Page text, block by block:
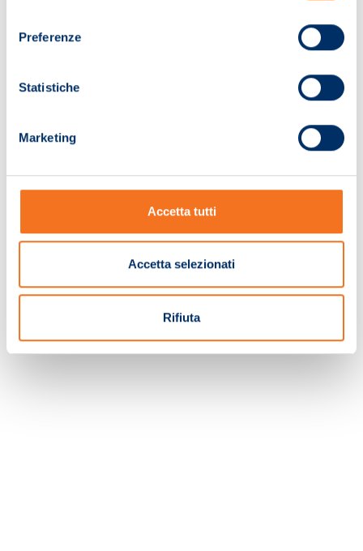
Preferenze
Statistiche
Marketing
Accetta tutti
Accetta selezionati
Rifiuta
Ti invitiamo a effettuare una nuova ricerca.